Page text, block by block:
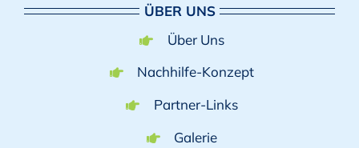
ÜBER UNS
Über Uns
Nachhilfe-Konzept
Partner-Links
Galerie